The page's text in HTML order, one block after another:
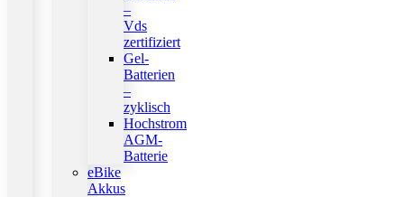
–
Vds
zertifiziert
Gel-
Batterien
–
zyklisch
Hochstrom
AGM-
Batterie
eBike
Akkus